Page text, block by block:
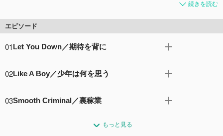
続きを読む
エピソード
01Let You Down／期待を背に
夜遅くまで違法ブレインダンスに没頭したデイビッドが目
た。
02Like A Boy／少年は何を思う
に仕返しをするため、アカデミーにやって来る。その後、
03Smooth Criminal／裏稼業
に入れてほしいと頼む。一方、悪しき思惑を持つ人物がデ
もっと見る